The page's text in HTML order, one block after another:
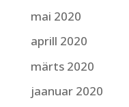
mai 2020
aprill 2020
märts 2020
jaanuar 2020